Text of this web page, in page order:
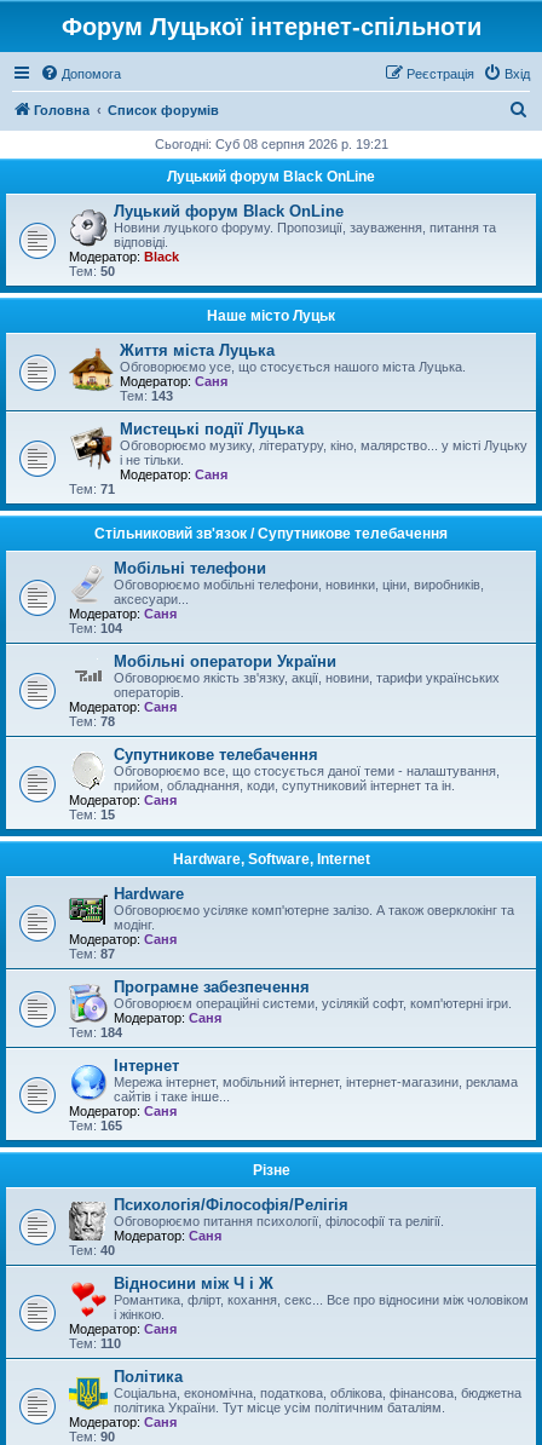
Форум Луцької інтернет-спільноти
Допомога Вхід
Реєстрація
Головна Список форумів
у
Сьогодні: Суб 08 серпня 2026 р. 19:21
Луцький форум Black OnLine
Луцький форум Black OnLine
Новини луцького форуму. Пропозиції, зауваження, питання та
відповіді.
Модератор: Black
Тем: 50
Наше місто Луцьк
Життя міста Луцька
Обговорюємо усе, що стосується нашого міста Луцька.
Модератор: Саня
Тем: 143
Мистецькі події Луцька
Обговорюємо музику, літературу, кіно, малярство... у місті Луцьку
і не тільки.
Модератор: Саня
Тем: 71
Стільниковий зв'язок / Супутникове телебачення
Мобільні телефони
Обговорюємо мобільні телефони, новинки, ціни, виробників,
аксесуари...
Модератор: Саня
Тем: 104
Мобільні оператори України
Обговорюємо якість зв'язку, акції, новини, тарифи українських
операторів.
Модератор: Саня
Тем: 78
Супутникове телебачення
Обговорюємо все, що стосується даної теми - налаштування,
прийом, обладнання, коди, супутниковий інтернет та ін.
Модератор: Саня
Тем: 15
Hardware, Software, Internet
Hardware
Обговорюємо усіляке комп'ютерне залізо. А також оверклокінг та
модінг.
Модератор: Саня
Тем: 87
Програмне забезпечення
Обговорюєм операційні системи, усілякій софт, комп'ютерні ігри.
Модератор: Саня
Тем: 184
Інтернет
Мережа інтернет, мобільний інтернет, інтернет-магазини, реклама
сайтів і таке інше...
Модератор: Саня
Тем: 165
Різне
Психологія/Філософія/Релігія
Обговорюємо питання психології, філософії та релігії.
Модератор: Саня
Тем: 40
Відносини між Ч і Ж
Романтика, флірт, кохання, секс... Все про відносини між чоловіком
і жінкою.
Модератор: Саня
Тем: 110
Політика
Соціальна, економічна, податкова, облікова, фінансова, бюджетна
політика України. Тут місце усім політичним баталіям.
Модератор: Саня
Тем: 90